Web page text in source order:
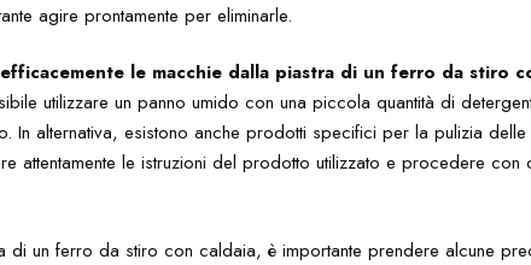
agire prontamente per eliminarle.
le macchie dalla piastra di un ferro da stiro
utilizzare un panno umido con una piccola quantità di
In alternativa, esistono anche prodotti specifici per la pulizia
attentamente le istruzioni del prodotto utilizzato e procedere con
di un ferro da stiro con caldaia, è importante prendere alcune